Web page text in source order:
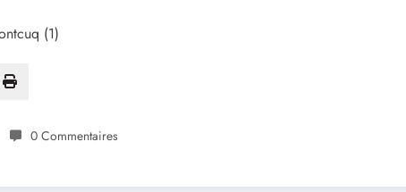
0 Commentaires